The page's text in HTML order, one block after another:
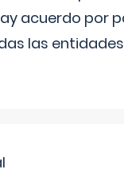
acuerdo por
las